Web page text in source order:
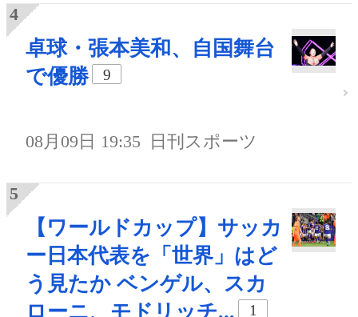
卓球・張本美和、自国舞台
で優勝
9
08月09日 19:35 日刊スポーツ
【ワールドカップ】サッカ
ー日本代表を「世界」はど
う見たか ベンゲル、スカ
ローニ、モドリッチ...
1